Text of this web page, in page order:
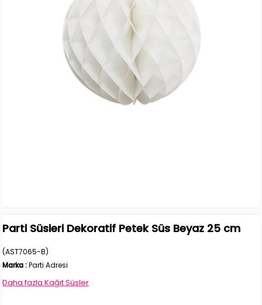
Parti Süsleri Dekoratif Petek Süs Beyaz 25 cm
(AST7065-B)
Marka : Parti Adresi
Daha fazlaKağıt Süsler